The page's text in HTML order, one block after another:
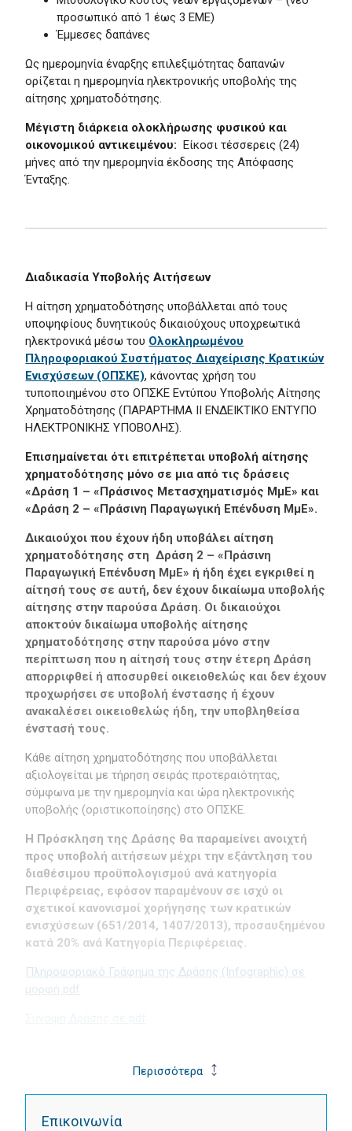
προσωπικό από 1 έως 3 ΕΜΕ)
Έμμεσες δαπάνες
Ως ημερομηνία έναρξης επιλεξιμότητας δαπανών
ορίζεται η ημερομηνία ηλεκτρονικής υποβολής της
αίτησης χρηματοδότησης.
Μέγιστη διάρκεια ολοκλήρωσης φυσικού και
οικονομικού αντικειμένου:Είκοσι τέσσερεις (24)
μήνες από την ημερομηνία έκδοσης της Απόφασης
Ένταξης.
Διαδικασία Υποβολής Αιτήσεων
Η αίτηση χρηματοδότησης υποβάλλεται από τους
υποψηφίους δυνητικούς δικαιούχους υποχρεωτικά
ηλεκτρονικά μέσω του Ολοκληρωμένου
Πληροφοριακού Συστήματος Διαχείρισης Κρατικών
Ενισχύσεων (ΟΠΣΚΕ), κάνοντας χρήση του
τυποποιημένου στο ΟΠΣΚΕ Εντύπου Υποβολής Αίτησης
Χρηματοδότησης (ΠΑΡΑΡΤΗΜΑ ΙΙ ΕΝΔΕΙΚΤΙΚΟ ΕΝΤΥΠΟ
ΗΛΕΚΤΡΟΝΙΚΗΣ ΥΠΟΒΟΛΗΣ).
Επισημαίνεται ότι επιτρέπεται υποβολή αίτησης
χρηματοδότησης μόνο σε μια από τις δράσεις
«Δράση 1 – «Πράσινος Μετασχηματισμός ΜμΕ» και
«Δράση 2 – «Πράσινη Παραγωγική Επένδυση ΜμΕ».
Δικαιούχοι που έχουν ήδη υποβάλει αίτηση
χρηματοδότησης στη Δράση 2 – «Πράσινη
Παραγωγική Επένδυση ΜμΕ» ή ήδη έχει εγκριθεί η
αίτησή τους σε αυτή, δεν έχουν δικαίωμα υποβολής
αίτησης στην παρούσα Δράση. Οι δικαιούχοι
αποκτούν δικαίωμα υποβολής αίτησης
χρηματοδότησης στην παρούσα μόνο στην
περίπτωση που η αίτησή τους στην έτερη Δράση
απορριφθεί ή αποσυρθεί οικειοθελώς και δεν έχουν
προχωρήσει σε υποβολή ένστασης ή έχουν
ανακαλέσει οικειοθελώς ήδη, την υποβληθείσα
ένστασή τους.
Κάθε αίτηση χρηματοδότησης που υποβάλλεται
αξιολογείται με τήρηση σειράς προτεραιότητας,
σύμφωνα με την ημερομηνία και ώρα ηλεκτρονικής
υποβολής (οριστικοποίησης) στο ΟΠΣΚΕ.
Η Πρόσκληση της Δράσης θα παραμείνει ανοιχτή
προς υποβολή αιτήσεων μέχρι την εξάντληση του
διαθέσιμου προϋπολογισμού ανά κατηγορία
Περιφέρειας, εφόσον παραμένουν σε ισχύ οι
σχετικοί κανονισμοί χορήγησης των κρατικών
ενισχύσεων (651/2014, 1407/2013), προσαυξημένου
κατά 20% ανά Κατηγορία Περιφέρειας.
Πληροφοριακό Γράφημα της Δράσης (Infographic) σε
μορφή pdf
Περισσότερα
Επικοινωνία